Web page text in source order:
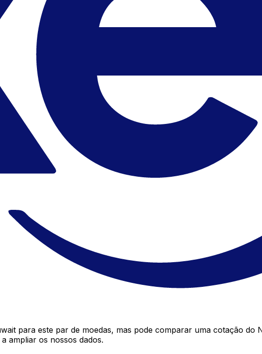
para este par de moedas, mas pode comparar uma cotação
ampliar os nossos dados.